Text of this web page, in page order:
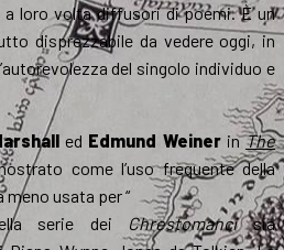
loro volta diffusori di poemi. È un
disprezzabile da vedere oggi, in
del singolo individuo e
ed Edmund WeinerinThe
come l’uso frequente della
meno usata per “
serie dei Chrestomancisia